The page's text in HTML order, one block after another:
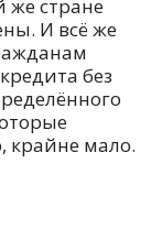
же стране
И всё же
без
крайне мало.